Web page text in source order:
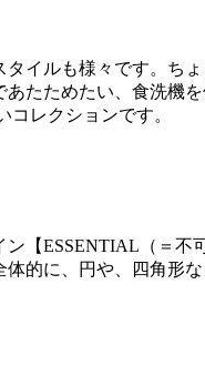
イルも様々です。ち
たためたい、食洗機
レクションです。
【ESSENTIAL（＝不
的に、円や、四角形